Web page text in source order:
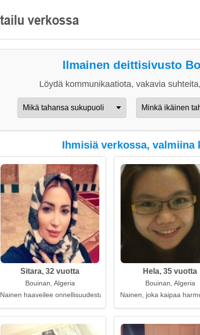
Ilmainen deittisivusto
Löydä kommunikaatiota, vakavia
Ihmisiä verkossa, valmiina
Sitara, 32 vuotta
Bouinan, Algeria
Nainen haaveilee onnellisuudesta perheessään ja sielussaan
Hela, 35 vuotta
Bouinan, Algeria
Nainen, joka kaipaa